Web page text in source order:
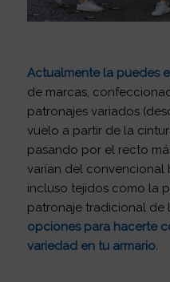
Actualmente la puedes
de marcas,
patronajes variados
vuelo a partir de la
pasando por el recto
varían del convencional
incluso tejidos como la
patronaje tradicional de
opciones para hacerte
variedad en tu armario.